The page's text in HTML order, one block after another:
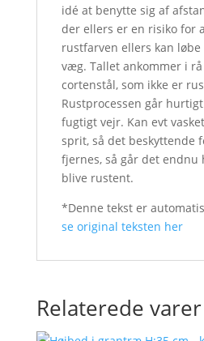
idé at benytte sig af
der ellers er en risiko for
rustfarven ellers kan
væg. Tallet ankommer i rå
cortenstål, som ikke er
Rustprocessen går
fugtigt vejr. Kan evt
sprit, så det beskyttende
fjernes, så går det
blive rustent.
*Denne tekst er
se original teksten her
Relaterede varer